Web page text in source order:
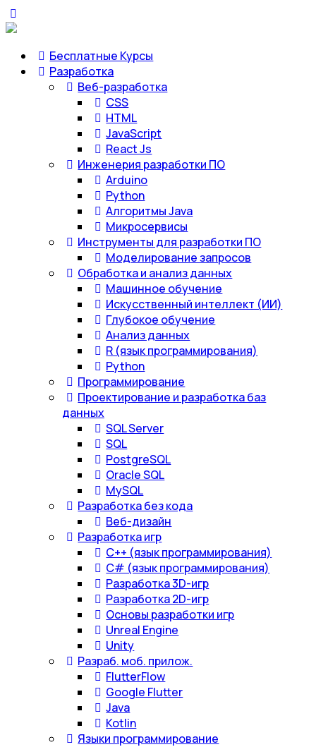
Бесплатные Курсы
Разработка
Веб-разработка
CSS
HTML
JavaScript
React Js
Инженерия разработки ПО
Arduino
Python
Алгоритмы Java
Микросервисы
Инструменты для разработки ПО
Моделирование запросов
Обработка и анализ данных
Машинное обучение
Искусственный интеллект (ИИ)
Глубокое обучение
Анализ данных
R (язык программирования)
Python
Программирование
Проектирование и разработка баз
данных
SQL Server
SQL
PostgreSQL
Oracle SQL
MySQL
Разработка без кода
Веб-дизайн
Разработка игр
С++ (язык программирования)
С# (язык программирования)
Разработка 3D-игр
Разработка 2D-игр
Основы разработки игр
Unreal Engine
Unity
Разраб. моб. прилож.
FlutterFlow
Google Flutter
Java
Kotlin
Языки программирование